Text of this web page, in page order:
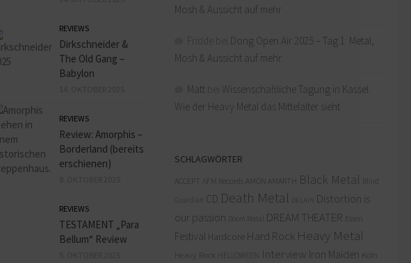
Mosh & Aussicht auf mehr
Dong Open Air 2025 – Tag 1: Metal,
Mosh & Aussicht auf mehr
Matt
Wissenschaftliche Tagung in Kassel:
Wie der Heavy Metal das Mittelalter sieht
SCHLAGWÖRTER
ACCEPT AFM Records AMON AMARTH Black Metal
Blind
CD Death Metal
Distortion is
our passion
Doom Metal DREAM THEATER
Festival Hardcore Hard Rock Heavy Metal
Heavy Rock HELLOWEEN Interview Iron Maiden Köln
REVIEWS
Dirkschneider &
The Old Gang –
Babylon
REVIEWS
Review: Amorphis –
Borderland (bereits
erschienen)
REVIEWS
TESTAMENT „Para
Bellum“ Review